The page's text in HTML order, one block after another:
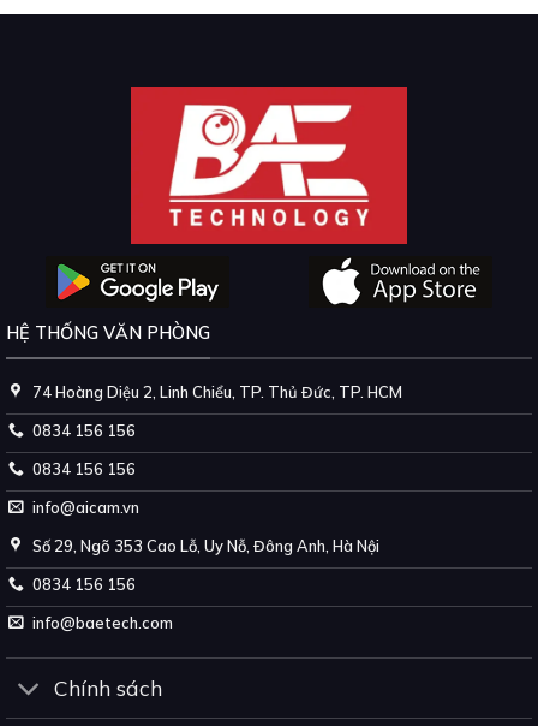
HỆ THỐNG VĂN PHÒNG
74 Hoàng Diệu 2, Linh Chiểu, TP. Thủ Đức, TP. HCM
0834 156 156
0834 156 156
info@aicam.vn
Số 29, Ngõ 353 Cao Lỗ, Uy Nỗ, Đông Anh, Hà Nội
0834 156 156
info@baetech.com
Chính sách